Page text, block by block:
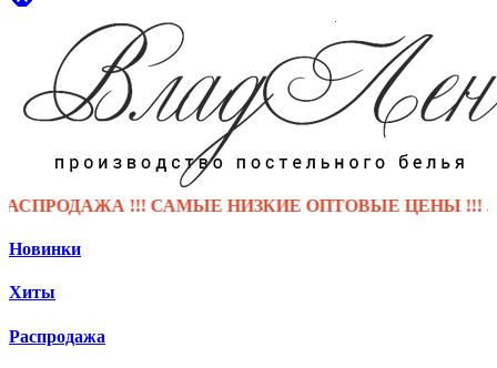
!!! САМЫЕ НИЗКИЕ ОПТОВЫЕ ЦЕНЫ !!! .
Новинки
Хиты
Распродажа